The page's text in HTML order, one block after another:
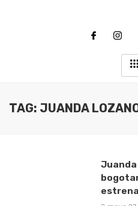
TAG: JUANDA
estrena